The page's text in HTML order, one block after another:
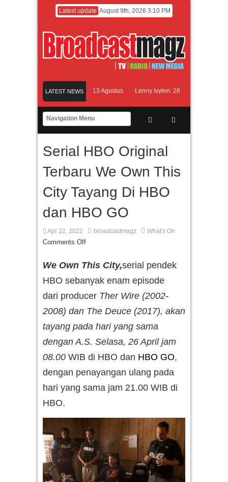
Latest update August 9th, 2026 3:10 PM
LATEST NEWS
KETOK MEJIK Siap Tayang 13 Agustus Lenny Ivylen: 26 Tahun Jaga
Universitas Agung Podomoro Jalin Kerja Sama Pendidikan dan Riset untuk
Serial HBO Original
Terbaru We Own This
City Tayang Di HBO
dan HBO GO
Apr 22, 2022 broadcastmagz What's On
Comments Off
We Own This City,serial pendek
HBO sebanyak enam episode
dari producer Ther Wire (2002-
2008) dan The Deuce (2017), akan
tayang pada hari yang sama
dengan A.S. Selasa, 26 April jam
08.00 WIB di HBO dan HBO GO,
dengan penayangan ulang pada
hari yang sama jam 21.00 WIB di
HBO.